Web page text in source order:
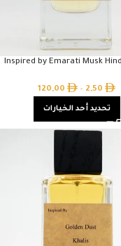
Inspired by Emarati Musk
2,50
–
120,00
تحديد أحد الخيارات